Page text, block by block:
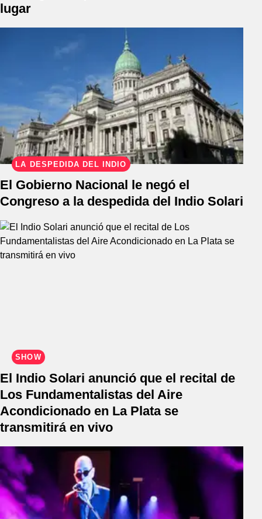
lugar
LA DESPEDIDA DEL INDIO
El Gobierno Nacional le negó el
Congreso a la despedida del Indio Solari
SHOW
El Indio Solari anunció que el recital de
Los Fundamentalistas del Aire
Acondicionado en La Plata se
transmitirá en vivo